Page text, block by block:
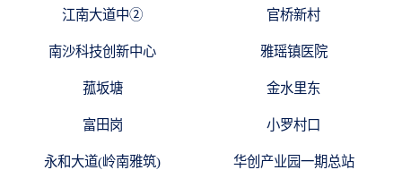
江南大道中② 官桥新村
南沙科技创新中心 雅瑶镇医院
菰坂塘 金水里东
富田岗 小罗村口
永和大道(岭南雅筑) 华创产业园一期总站